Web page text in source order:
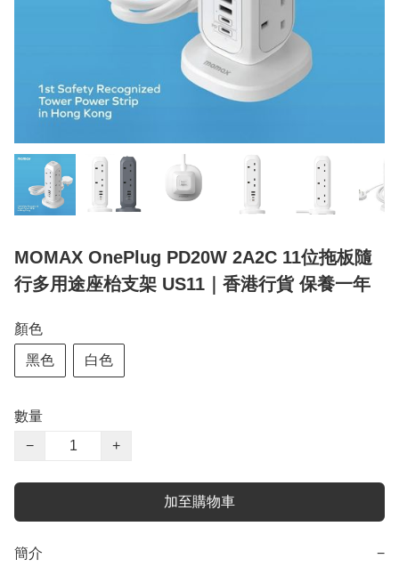
MOMAX OnePlug PD20W 2A2C 11位拖板隨
行多用途座枱支架 US11｜香港行貨 保養一年
顏色
黑色 白色
數量
−
+
加至購物車
簡介 −